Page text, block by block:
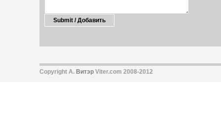
Copyright А. Витэр Viter.com 2008-2012